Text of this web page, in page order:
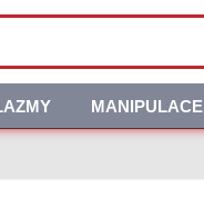
MANIPULACE